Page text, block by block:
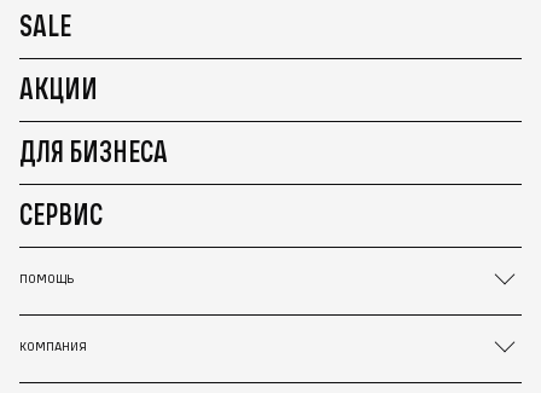
SALE
АКЦИИ
ДЛЯ БИЗНЕСА
СЕРВИС
ПОМОЩЬ
КОМПАНИЯ